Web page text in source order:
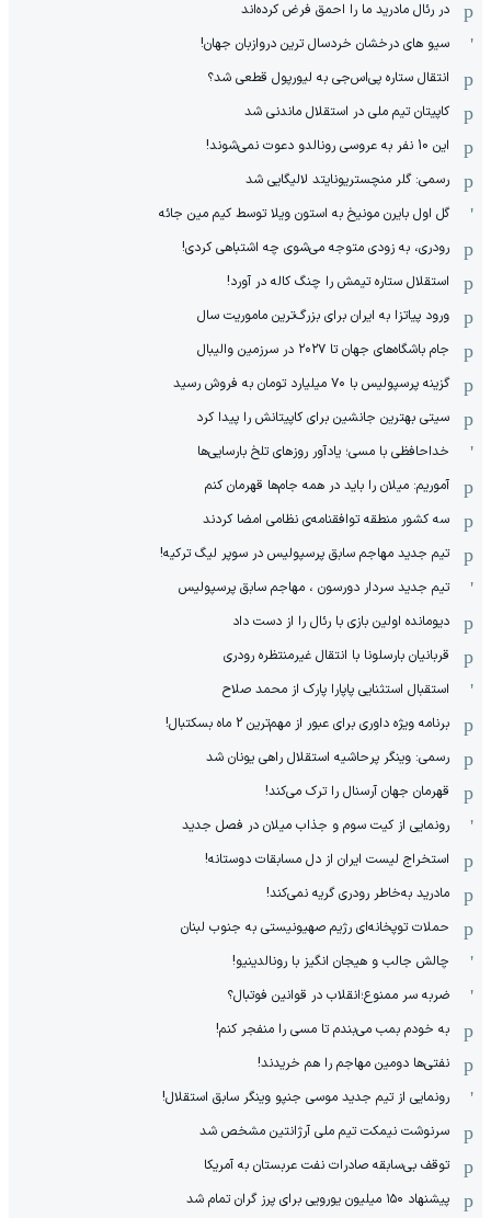
در رئال مادرید ما را احمق فرض کرده‌اند
سیو های درخشان خردسال ترین دروازبان جهان!
انتقال ستاره پی‌اس‌جی به لیورپول قطعی شد؟
کاپیتان تیم ملی در استقلال ماندنی شد
این 10 نفر به عروسی رونالدو دعوت نمی‌شوند!
رسمی: گلر منچستریونایتد لالیگایی شد
گل اول بایرن مونیخ به استون ویلا توسط کیم مین جائه
رودری، به زودی متوجه می‌شوی چه اشتباهی کردی!
استقلال ستاره تیمش را چنگ کاله در آورد!
ورود پیاتزا به ایران برای بزرگ‌ترین ماموریت سال
جام باشگاه‌های جهان تا ۲۰۲۷ در سرزمین والیبال
گزینه پرسپولیس با ۷۰ میلیارد تومان به فروش رسید
سیتی بهترین جانشین برای کاپیتانش را پیدا کرد
خداحافظی با مسی؛ یادآور روزهای تلخ بارسایی‌ها
آموریم: میلان را باید در همه جام‌ها قهرمان کنم
سه کشور منطقه توافقنامه‌ی نظامی امضا کردند
تیم جدید مهاجم سابق پرسپولیس در سوپر لیگ ترکیه!
تیم جدید سردار دورسون ، مهاجم سابق پرسپولیس
دیومانده اولین بازی با رئال را از دست داد
قربانیان بارسلونا با انتقال غیرمنتظره رودری
استقبال استثنایی پاپارا پارک از محمد صلاح
برنامه ویژه داوری برای عبور از مهم‌ترین 2 ماه بسکتبال!
رسمی: وینگر پرحاشیه استقلال راهی یونان شد
قهرمان جهان آرسنال را ترک می‌کند!
رونمایی از کیت سوم و جذاب میلان در فصل جدید
استخراج لیست ایران از دل مسابقات دوستانه!
مادرید به‌خاطر رودری گریه نمی‌کند!
حملات توپخانه‌ای رژیم صهیونیستی به جنوب لبنان
چالش جالب و هیجان انگیز با رونالدینیو!
ضربه سر ممنوع؛انقلاب در قوانین فوتبال؟
به خودم بمب می‌بندم تا مسی را منفجر کنم!
نفتی‌ها دومین مهاجم را هم خریدند!
رونمایی از تیم جدید موسی جنپو وینگر سابق استقلال!
سرنوشت نیمکت تیم ملی آرژانتین مشخص شد
توقف بی‌سابقه صادرات نفت عربستان به آمریکا
پیشنهاد ۱۵۰ میلیون یورویی برای پرز گران تمام شد